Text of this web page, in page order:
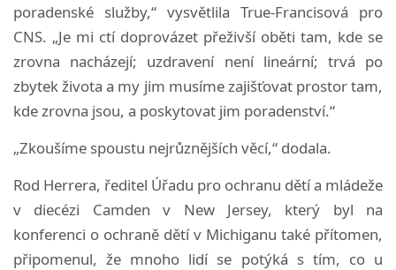
poradenské služby,“ vysvětlila True-Francisová pro
CNS. „Je mi ctí doprovázet přeživší oběti tam, kde se
zrovna nacházejí; uzdravení není lineární; trvá po
zbytek života a my jim musíme zajišťovat prostor tam,
kde zrovna jsou, a poskytovat jim poradenství.“
„Zkoušíme spoustu nejrůznějších věcí,“ dodala.
Rod Herrera, ředitel Úřadu pro ochranu dětí a mládeže
v diecézi Camden v New Jersey, který byl na
konferenci o ochraně dětí v Michiganu také přítomen,
připomenul, že mnoho lidí se potýká s tím, co u